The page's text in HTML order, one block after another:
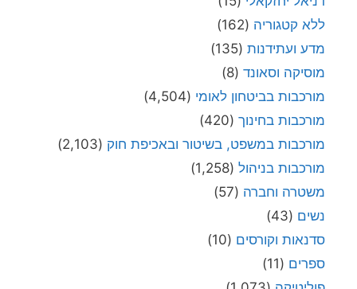
ללא קטגוריה (162)
מדע ועתידנות (135)
מוסיקה וסאונד (8)
מורכבות בביטחון לאומי (4,504)
מורכבות בחינוך (420)
מורכבות במשפט, בשיטור ובאכיפת חוק (2,103)
מורכבות בניהול (1,258)
משטרה וחברה (57)
נשים (43)
סדנאות וקורסים (10)
ספרים (11)